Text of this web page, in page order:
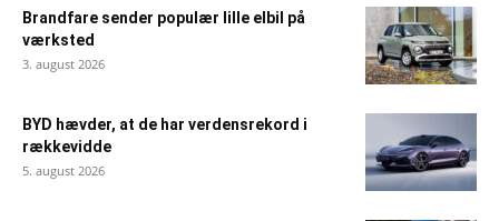
Brandfare sender populær lille elbil på
værksted
3. august 2026
BYD hævder, at de har verdensrekord i
rækkevidde
5. august 2026